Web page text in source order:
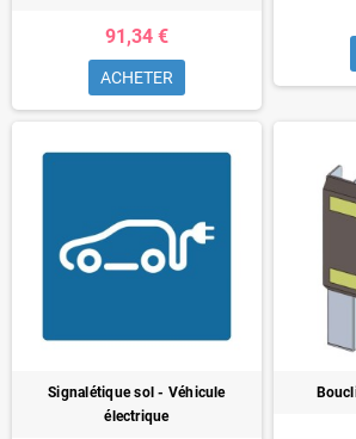
91,34 €
ACHETER
Signalétique sol - Véhicule
électrique